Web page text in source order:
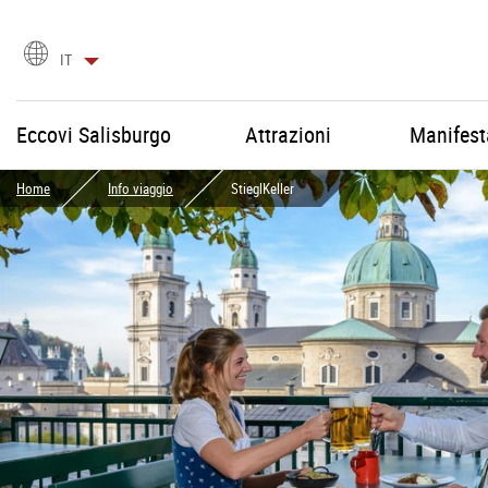
Scegli
lingua
IT
Eccovi Salisburgo Attrazioni
Home Info viaggio StieglKeller